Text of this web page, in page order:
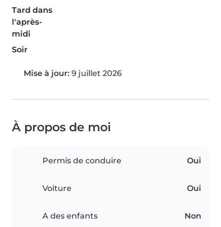
Tard dans
l'après-
midi
Soir
Mise à jour: 9 juillet 2026
À propos de moi
Permis de conduire Oui
Voiture Oui
A des enfants Non